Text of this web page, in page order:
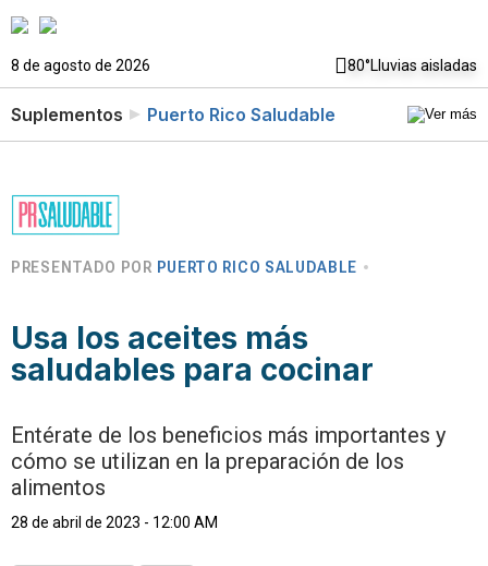
8 de agosto de 2026 80°Lluvias aisladas
Suplementos Puerto Rico Saludable
PRESENTADO POR PUERTO RICO SALUDABLE
Usa los aceites más
saludables para cocinar
Entérate de los beneficios más importantes y
cómo se utilizan en la preparación de los
alimentos
28 de abril de 2023 - 12:00 AM